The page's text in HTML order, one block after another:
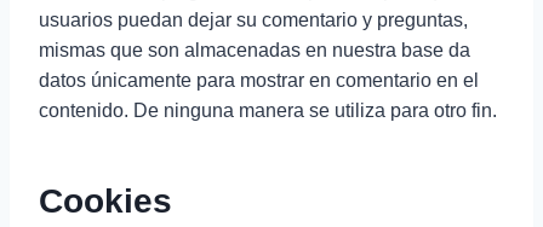
usuarios puedan dejar su comentario y preguntas,
mismas que son almacenadas en nuestra base da
datos únicamente para mostrar en comentario en el
contenido. De ninguna manera se utiliza para otro fin.
Cookies